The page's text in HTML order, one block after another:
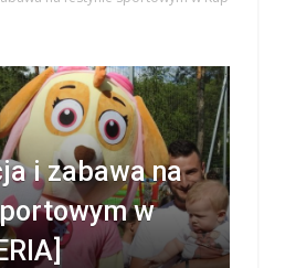
i zabawa na
w